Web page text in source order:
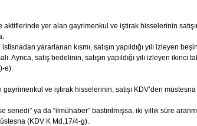
yer alan gayrimenkul ve iştirak hisselerinin
yararlanan kısmı, satışın yapıldığı yılı izleyen
satış bedelinin, satışın yapıldığı yılı izleyen ikinci
e).
ve iştirak hisselerinin, satışı KDV’den müstesna
ya da “ilmühaber” bastırılmışsa, iki yıllık süre
(KDV K Md.17/4-g).